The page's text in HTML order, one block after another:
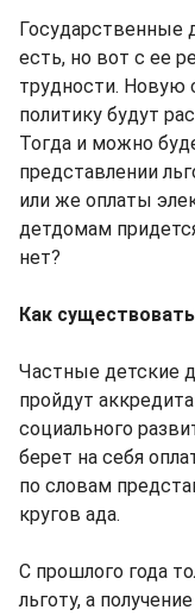
Государственные
есть, но вот с ее
трудности. Новую
политику будут
Тогда и можно
представлении
или же оплаты
детдомам
нет?
Как
Частные детские
пройдут
социального
берет на себя
по словам
кругов ада.
С прошлого года
льготу, а